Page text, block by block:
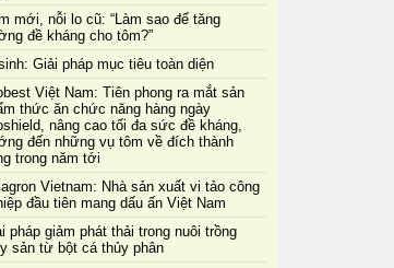
mới, nỗi lo cũ: “Làm sao để tăng
đề kháng cho tôm?”
Giải pháp mục tiêu toàn diện
Việt Nam: Tiên phong ra mắt sản
thức ăn chức năng hàng ngày
nâng cao tối đa sức đề kháng,
đến những vụ tôm về đích thành
trong năm tới
Vietnam: Nhà sản xuất vi tảo công
đầu tiên mang dấu ấn Việt Nam
pháp giảm phát thải trong nuôi trồng
sản từ bột cá thủy phân